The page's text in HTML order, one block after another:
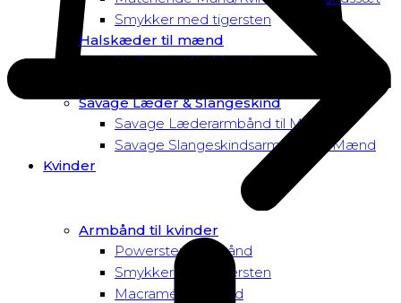
Smykker med tigersten
Halskæder til mænd
Vedhæng til halskæder
Savage Læder & Slangeskind
Savage Læderarmbånd til Mænd
Savage Slangeskindsarmbånd til Mænd
Kvinder
Armbånd til kvinder
Powersten Armbånd
Smykker med tigersten
Macramé Armbånd